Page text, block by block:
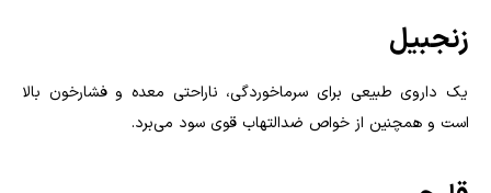
زنجبیل
یک داروی طبیعی برای سرماخوردگی، ناراحتی معده و فشارخون بالا
است و همچنین از خواص ضدالتهاب قوی سود می‌برد.